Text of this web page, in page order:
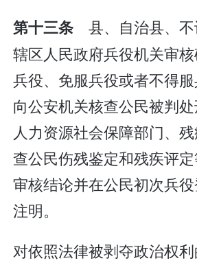
第十三条县、自治县、
辖区人民政府兵役机关审
兵役、免服兵役或者不得
向公安机关核查公民被判
人力资源社会保障部门、
查公民伤残鉴定和残疾评
审核结论并在公民初次兵
注明。
对依照法律被剥夺政治权